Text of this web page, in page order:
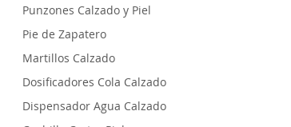
Punzones Calzado y Piel
Pie de Zapatero
Martillos Calzado
Dosificadores Cola Calzado
Dispensador Agua Calzado